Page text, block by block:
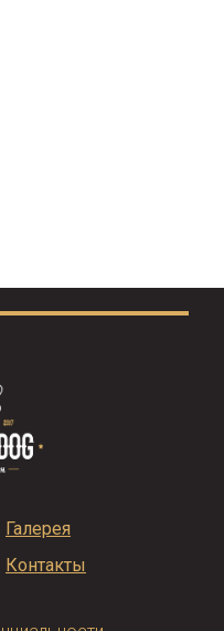
Галерея
Контакты